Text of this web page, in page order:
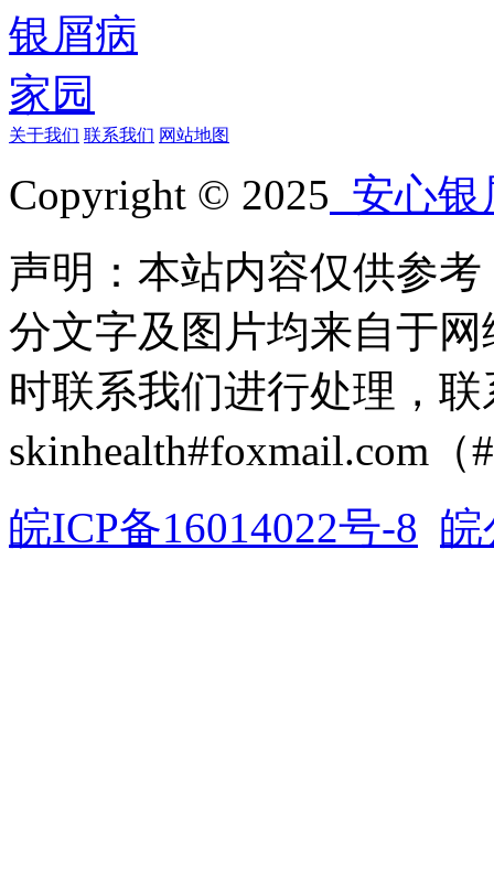
关于我们 联系我们 网站地图
Copyright © 2025 安心银
声明：本站内容仅供参
分文字及图片均来自于
时联系我们进行处理，
skinhealth#foxmail.com（
皖ICP备16014022号-8 皖